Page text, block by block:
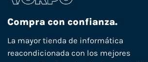
Compra con confianza.
La mayor tienda de informática
reacondicionada con los mejores